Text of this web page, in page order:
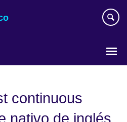
continuous
nativo de inglés